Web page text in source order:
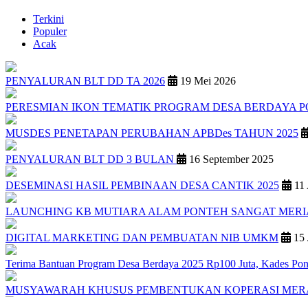
Terkini
Populer
Acak
PENYALURAN BLT DD TA 2026 19 Mei 2026
PERESMIAN IKON TEMATIK PROGRAM DESA BERDAYA
MUSDES PENETAPAN PERUBAHAN APBDes TAHUN 2025
PENYALURAN BLT DD 3 BULAN 16 September 2025
DESEMINASI HASIL PEMBINAAN DESA CANTIK 2025 11
LAUNCHING KB MUTIARA ALAM PONTEH SANGAT
DIGITAL MARKETING DAN PEMBUATAN NIB UMKM 15
Terima Bantuan Program Desa Berdaya 2025 Rp100 Juta, Kades
MUSYAWARAH KHUSUS PEMBENTUKAN KOPERASI